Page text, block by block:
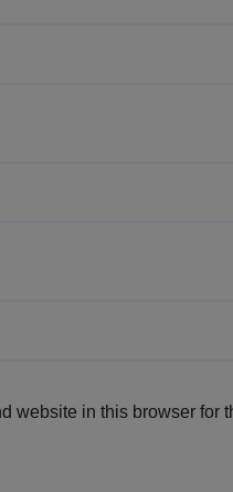
website in this browser for